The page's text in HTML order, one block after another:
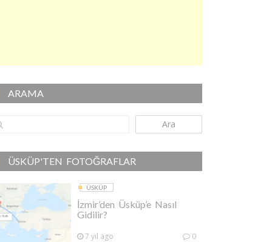
ARAMA
Ara
ÜSKÜP'TEN FOTOĞRAFLAR
ÜSKÜP
İzmir’den Üsküp’e Nasıl
Gidilir?
7 yıl ago 0